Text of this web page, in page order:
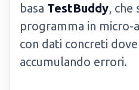
basa TestBuddy, che
programma in
con dati concreti
accumulando errori.